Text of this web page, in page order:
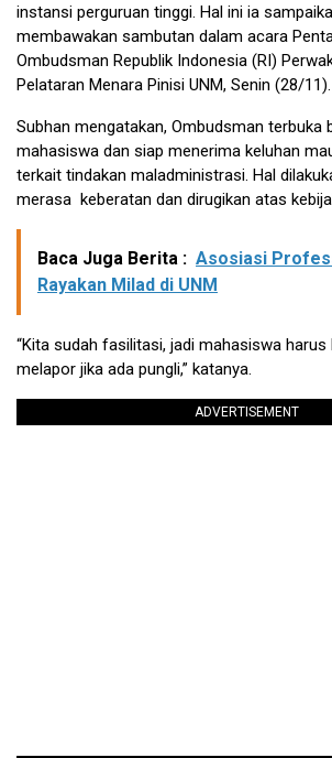
instansi perguruan tinggi. Hal ini ia
membawakan sambutan dalam acara
Ombudsman Republik Indonesia (RI)
Pelataran Menara Pinisi UNM, Senin (28/11).
Subhan mengatakan, Ombudsman terbuka
mahasiswa dan siap menerima keluhan
terkait tindakan maladministrasi. Hal
merasa keberatan dan dirugikan atas
Baca Juga Berita : Asosiasi
Rayakan Milad di UNM
“Kita sudah fasilitasi, jadi mahasiswa harus
melapor jika ada pungli,” katanya.
ADVERTISEMENT